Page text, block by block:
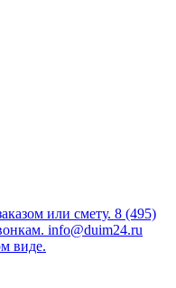
или смету. 8 (495)
info@duim24.ru
виде.